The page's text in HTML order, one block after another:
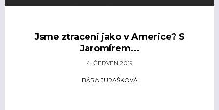
Jsme ztracení jako v Americe? S
Jaromírem...
4. ČERVEN 2019
BÁRA JURAŠKOVÁ